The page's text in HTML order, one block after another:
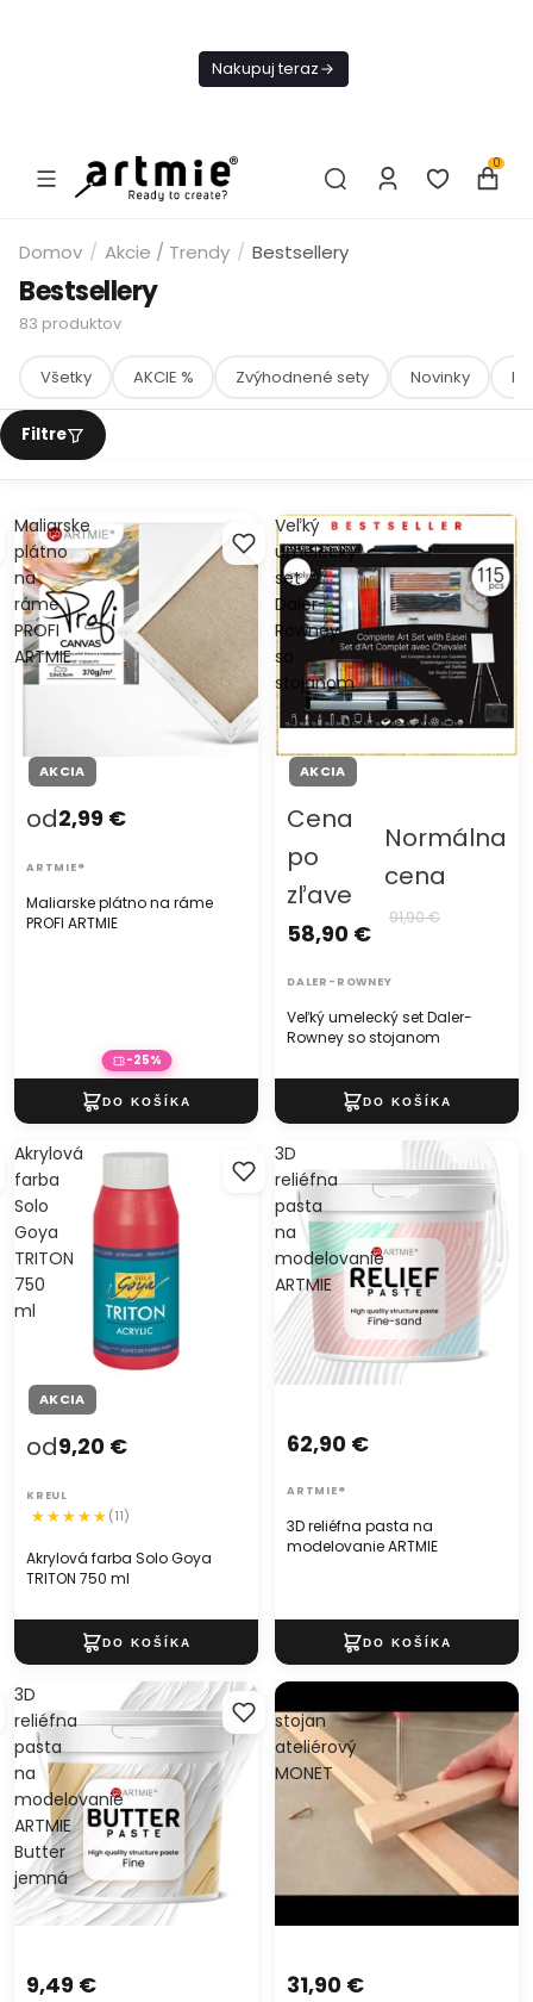
Nakupuj teraz
0
Domov / Akcie / Trendy / Bestsellery
Bestsellery
83 produktov
Všetky AKCIE % Zvýhodnené sety Novinky
Maliarske
plátno
na
ráme
PROFI
ARTMIE
AKCIA
Maliarske plátno na ráme
PROFI ARTMIE
od2,99 €
ARTMIE®
-25%
Veľký
umelecký
set
Daler-
Rowney
so
stojanom
AKCIA
Veľký umelecký set Daler-
Rowney so stojanom
Cena
po
zľave
58,90 €
Normálna
cena
91,90 €
DALER-ROWNEY
Akrylová
farba
Solo
Goya
TRITON
750
ml
AKCIA
Akrylová farba Solo Goya
TRITON 750 ml
od9,20 €
KREUL
(11)
3D
reliéfna
pasta
na
modelovanie
ARTMIE
3D reliéfna pasta na
modelovanie ARTMIE
62,90 €
ARTMIE®
3D
reliéfna
pasta
na
modelovanie
ARTMIE
Butter
jemná
9,49 €
Maliarsky
stojan
ateliérový
MONET
31,90 €